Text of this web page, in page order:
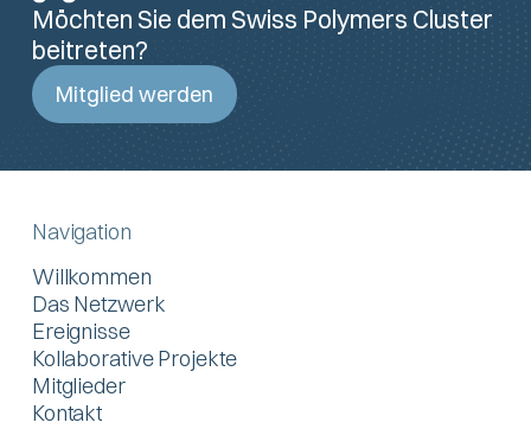
Möchten Sie dem Swiss Polymers Cluster
beitreten?
Mitglied werden
Navigation
Willkommen
Das Netzwerk
Ereignisse
Kollaborative Projekte
Mitglieder
Kontakt